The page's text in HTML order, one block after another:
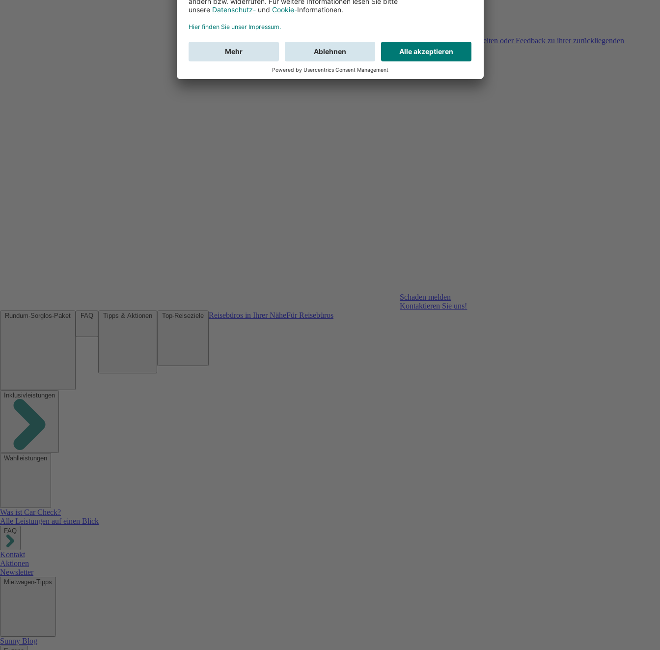
Sie haben Fragen, Unklarheiten oder Feedback zu ihrer zurückliegenden
Buchung?
Schaden melden
Kontaktieren Sie uns!
Reisebüros in Ihrer NäheFür Reisebüros
Inklusivleistungen
Wahlleistungen
Was ist Car Check?
Alle Leistungen auf einen Blick
FAQ
Kontakt
Aktionen
Newsletter
Mietwagen-Tipps
Sunny Blog